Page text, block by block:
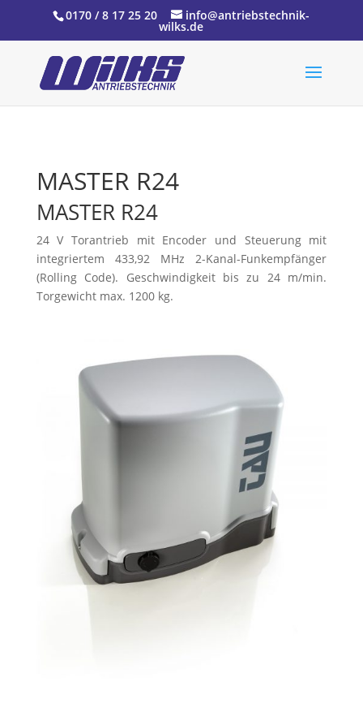
0170 / 8 17 25 20 info@antriebstechnik-
wilks.de
MASTER R24
MASTER R24
24 V Torantrieb mit Encoder und Steuerung mit
integriertem 433,92 MHz 2-Kanal-Funkempfänger
(Rolling Code). Geschwindigkeit bis zu 24 m/min.
Torgewicht max. 1200 kg.